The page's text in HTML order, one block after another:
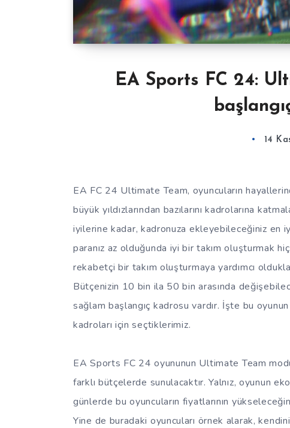
EA Sports FC 24:
14
EA FC 24 Ultimate Team, oyuncuların
büyük yıldızlarından bazılarını kadrolarına
iyilerine kadar, kadronuza ekleyebileceğiniz en
paranız az olduğunda iyi bir takım oluşturmak
rekabetçi bir takım oluşturmaya yardımcı
Bütçenizin 10 bin ila 50 bin arasında
sağlam başlangıç kadrosu vardır. İşte bu
kadroları için seçtiklerimiz.
EA Sports FC 24 oyununun Ultimate Team
farklı bütçelerde sunulacaktır. Yalnız, oyunun
günlerde bu oyuncuların fiyatlarının
Yine de buradaki oyuncuları örnek alarak,